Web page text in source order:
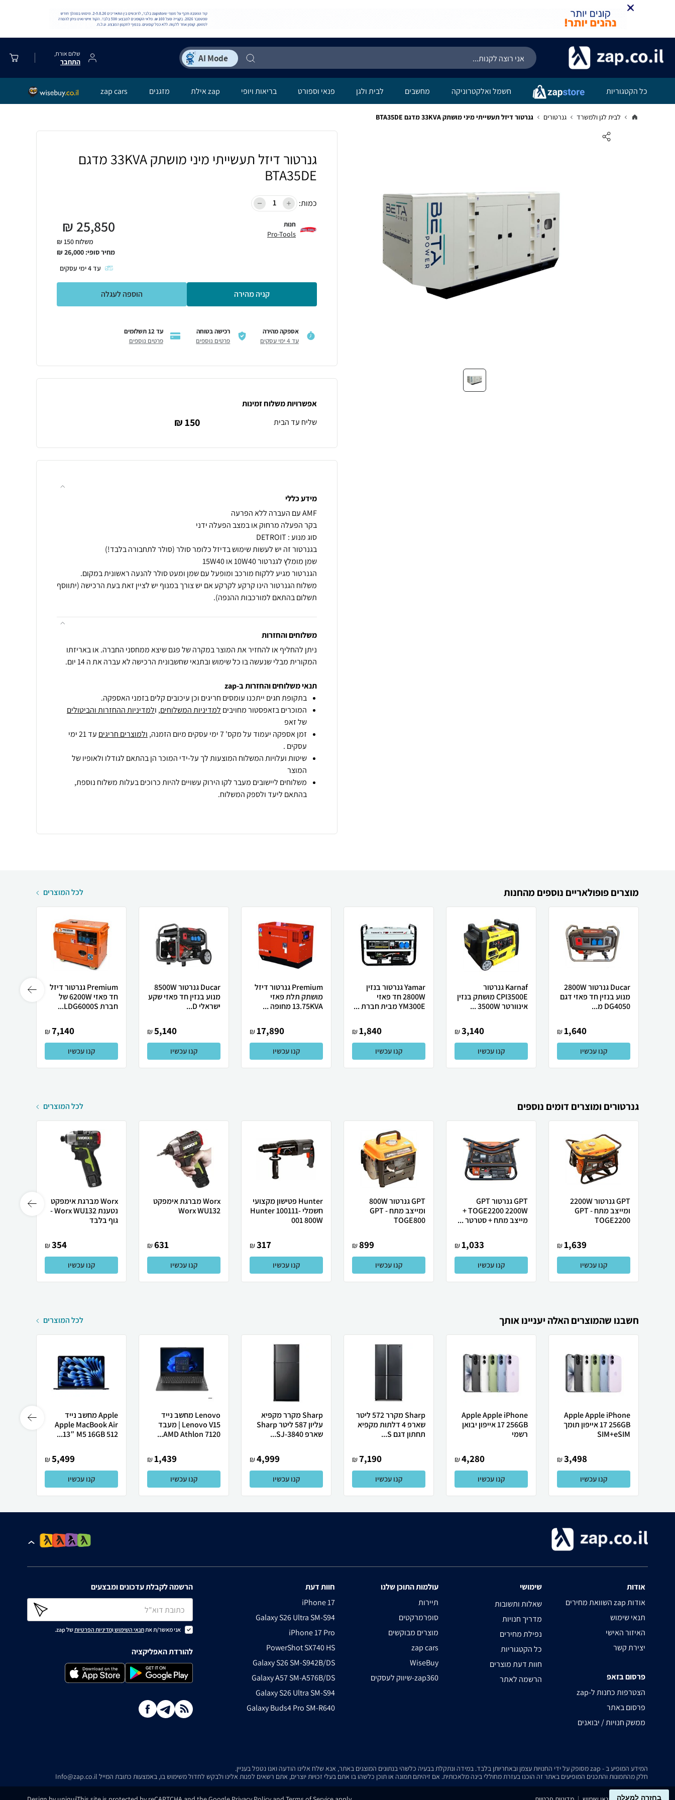
שלום אורח,
התחבר
כל הקטגוריות חשמל ואלקטרוניקה מחשבים לבית ולגן פנאי וספורט בריאות ויופי zap אילת מזגנים zap cars
לבית לגן ולמשרד גנרטורים גנרטור דיזל תעשייתי מיני מושתק 33KVA מדגם BTA35DE
גנרטור דיזל תעשייתי מיני מושתק 33KVA מדגם
BTA35DE
כמות:
חנות
Pro-Tools
25,850
₪
משלוח 150 ₪
מחיר סופי: 26,000
₪
עד4ימי עסקים
קניה מהירה הוספה לעגלה
אספקה מהירה
עד 4 ימי עסקים
רכישה בטוחה
פרטים נוספים
עד 12 תשלומים
פרטים נוספים
אפשרויות משלוח זמינות
שליח עד הבית
150 ₪
מידע כללי
משלוח הגנרטור הינו קרקע לקרקע אם יש צורך במנוף יש לציין זאת בעת הרכישה (יתווסף
תשלום בהתאם למורכבות ההנפה).
משלוחים והחזרות
ניתן להחליף או להחזיר את המוצר במקרה של פגם שיצא ממחסני החברה. או באריזתו
המקורית מבלי שנעשה בו כל שימוש ובתנאי שחשבונית הרכישה לא עברה את ה 14 יום.
תנאי משלוחים והחזרות ב-zap
בתקופת חגים ייתכנו עומסים חריגים וכן עיכובים קלים בזמני האספקה.
המוכרים בזאפסטור מחויבים למדיניות המשלוחים, ולמדיניות ההחזרות והביטולים
של זאפ
זמן אספקה יעמוד על מקס' 7 ימי עסקים מיום הזמנה,
ולמוצרים חריגים
עד 21 ימי
עסקים .
שיטות ועלויות המשלוח המוצעות לך על-ידי המוכר הן בהתאם לגודלו ולאופיו של
המוצר
משלוחים ליישובים מעבר לקו הירוק עשויים להיות כרוכים בעלות משלוח נוספת,
בהתאם ליעד ולספק המשלוח.
מוצרים פופולאריים נוספים מהחנות לכל המוצרים
Ducar גנרטור 2800W
מנוע בנזין חד פאזי דגם
DG4050 מ...
1,640
₪
קנו עכשיו
Karnaf גנרטור
CPI3500E מושתק בנזין
אינוורטר 3500W ...
3,140
₪
קנו עכשיו
Yamar גנרטור בנזין
2800W חד פאזי
YM300E מבית חברת ...
1,840
₪
קנו עכשיו
Premium גנרטור דיזל
מושתק תלת פאזי
13.75KVA מחופה ...
17,890
₪
קנו עכשיו
Ducar גנרטור 8500W
מנוע בנזין חד פאזי שקע
ישראלי D...
5,140
₪
קנו עכשיו
Premium גנרטור דיזל
חד פאזי 6200W של
חברת LDG6000S...
7,140
₪
קנו עכשיו
גנרטורים ומוצרים דומים נוספים לכל המוצרים
GPT גנרטור 2200W
ומייצב מתח GPT -
TOGE2200
1,639
₪
קנו עכשיו
GPT גנרטור GPT
TOGE2200 2200W +
מייצב מתח + סטרטר ...
1,033
₪
קנו עכשיו
GPT גנרטור 800W
ומייצב מתח GPT -
TOGE800
899
₪
קנו עכשיו
Hunter פטישון מקצועי
חשמלי Hunter 100111-
001 800W
317
₪
קנו עכשיו
Worx ‏מברגת אימפקט
Worx WU132
631
₪
קנו עכשיו
Worx מברגת אימפקט
נטענת Worx WU132 -
גוף בלבד
354
₪
קנו עכשיו
חשבנו שהמוצרים האלה יעניינו אותך לכל המוצרים
Apple Apple iPhone
17 256GB אייפון תומך
SIM+eSIM
3,498
₪
קנו עכשיו
Apple Apple iPhone
17 256GB אייפון יבואן
רשמי
4,280
₪
קנו עכשיו
Sharp מקרר 572 ליטר
שארפ 4 דלתות מקפיא
תחתון דגם S...
7,190
₪
קנו עכשיו
Sharp מקרר מקפיא
עליון 587 ליטר Sharp
שארפ SJ-3840...
4,999
₪
קנו עכשיו
Lenovo מחשב נייד
Lenovo V15 | מעבד
AMD Athlon 7120...
1,439
₪
קנו עכשיו
Apple מחשב נייד
Apple MacBook Air
13″ M5 ‎16GB 512...
5,499
₪
קנו עכשיו
אודות
השוואת מחירים zap אודות
תנאי שימוש
האיזור האישי
יצירת קשר
פרסום בזאפ
zap-הצטרפות כחנות ל
פרסום באתר
ממשק חנויות / יבואנים
שימושי
שאלות ותשובות
מדריך חנויות
נפילת מחירים
כל הקטגוריות
חוות דעת מוצרים
הרשמה לאתר
עולמות התוכן שלנו
תיירות
סופרמרקטים
מוצרים מבוקשים
zap cars
WiseBuy
שיווק לעסקים-zap360
חוות דעת
iPhone 17
Galaxy S26 Ultra SM-S94
iPhone 17 Pro
PowerShot SX740 HS
Galaxy S26 SM-S942B/DS
Galaxy A57 SM-A576B/DS
Galaxy S26 Ultra SM-S94
Galaxy Buds4 Pro SM-R640
הרשמה לקבלת עדכונים ומבצעים
אני מאשר/ת אתתנאי השימושומדיניות הפרטיותשל zap.
להורדת האפליקציה
המידע המופיע ב - zap מסופק על ידי החנויות עצמן ובאחריותן בלבד. במידה ונתקלת בבעיה כלשהי בנתונים המוצגים באתר, אנא שלח אלינו הודעה ואנו נטפל בעניין.
חלק מהתמונות והתכנים המופיעים באתר זה הוכנו בעזרת מחוללי בינה מלאכותית. אם זיהיתם תמונה או תוכן כלשהו בו אתם בעלי זכויות יוצרים, אתם רשאים לפנות אלינו ולבקש לחדול משימוש בו, באמצעות כתובת המייל Info@zap.co.il
בחזרה למעלה